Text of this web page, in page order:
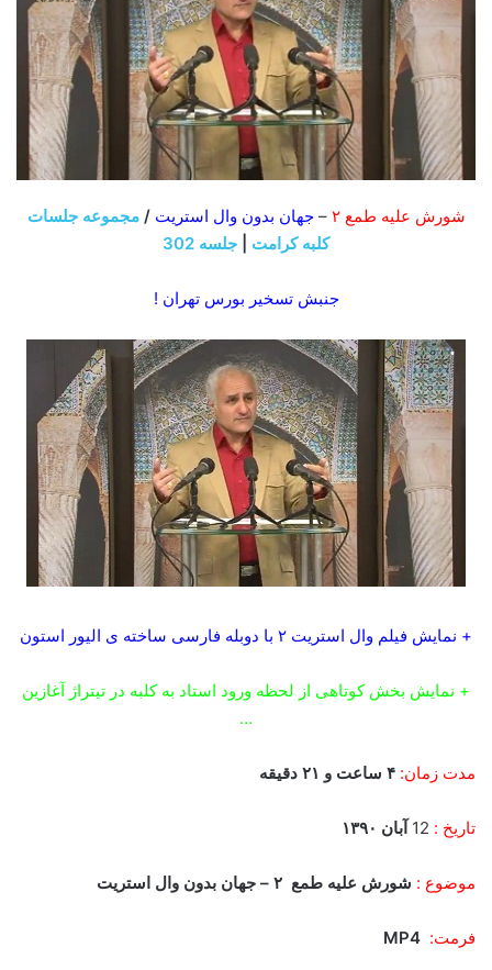
شورش علیه طمع ۲ –جهان بدون وال استریت /مجموعه جلسات
کلبه کرامت
جلسه 302
جنبش تسخیر بورس تهران !
+ نمایش فیلم وال استریت ۲ با دوبله فارسی ساخته ی الیور استون
+ نمایش بخش کوتاهی از لحظه ورود استاد به کلبه در تیتراژ آغازین
…
مدت زمان:
تاریخ : 12 آبان ۱۳۹۰
موضوع : شورش علیه طمع ۲ – جهان بدون وال استریت
فرمت: